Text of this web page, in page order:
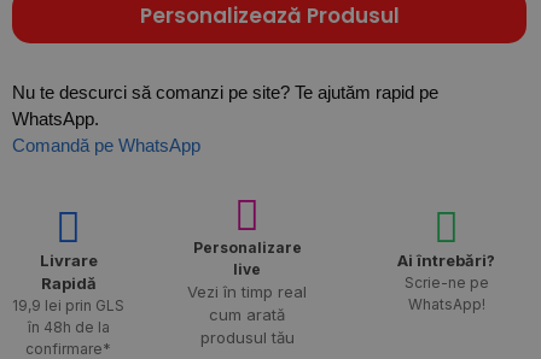
Personalizează Produsul
Nu te descurci să comanzi pe site? Te ajutăm rapid pe
WhatsApp.
Comandă pe WhatsApp
Livrare
Rapidă​
19,9 lei prin GLS
în 48h de la
confirmare*
Personalizare
live
Vezi în timp real
cum arată
produsul tău
Ai întrebări?
Scrie-ne pe
WhatsApp!